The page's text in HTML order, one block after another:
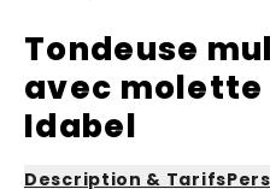
Tondeuse
avec
Idabel
Description & Tarifs